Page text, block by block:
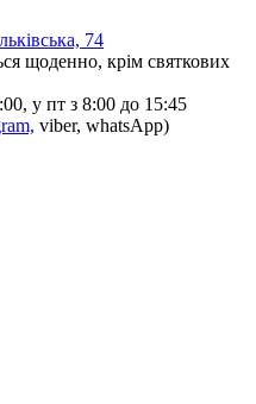
74
щоденно, крім святкових
у пт з 8:00 до 15:45
viber, whatsApp)